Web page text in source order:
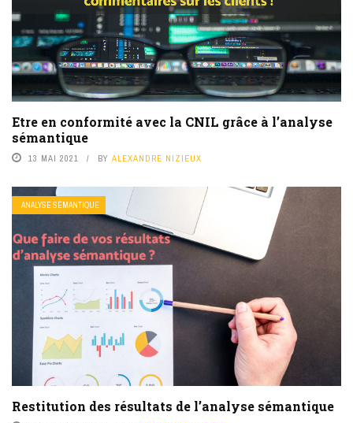
Etre en conformité avec la CNIL grâce à l’analyse
sémantique
13 MAI 2021 BY ALEXANDRE NIZIEUX
ANALYSE SÉMANTIQUE
Restitution des résultats de l’analyse sémantique